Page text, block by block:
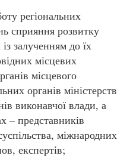
регіональних
сприяння розвитку
залученням до їх
місцевих
місцевого
органів міністерств
виконавчої влади, а
– представників
міжнародних
експертів;